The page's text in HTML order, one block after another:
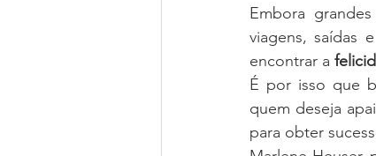
Embora
viagens, saídas
encontrar a
É por isso que
quem deseja
para obter